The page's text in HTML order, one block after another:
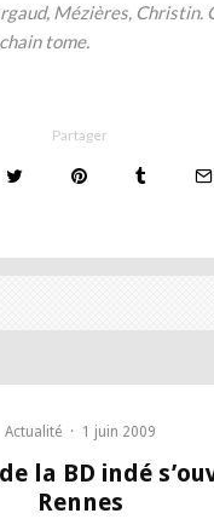
Mézières, Christin.
tome.
Partager
Actualité · 1 juin 2009
la BD indé
Rennes